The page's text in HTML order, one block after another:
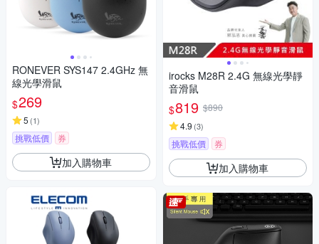
RONEVER SYS147 2.4GHz 無
線光學滑鼠
$269
5 (1)
挑戰低價 券
加入購物車
irocks M28R 2.4G 無線光學靜
音滑鼠
$819 $890
4.9 (3)
挑戰低價 券
加入購物車